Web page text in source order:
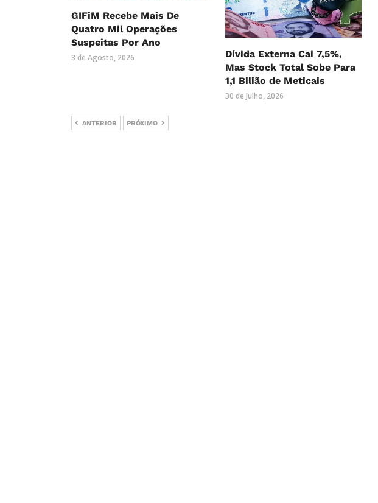
GIFiM Recebe Mais De
Quatro Mil Operações
Suspeitas Por Ano
3 de Agosto, 2026
Dívida Externa Cai 7,5%,
Mas Stock Total Sobe Para
1,1 Bilião de Meticais
30 de Julho, 2026
ANTERIOR PRÓXIMO